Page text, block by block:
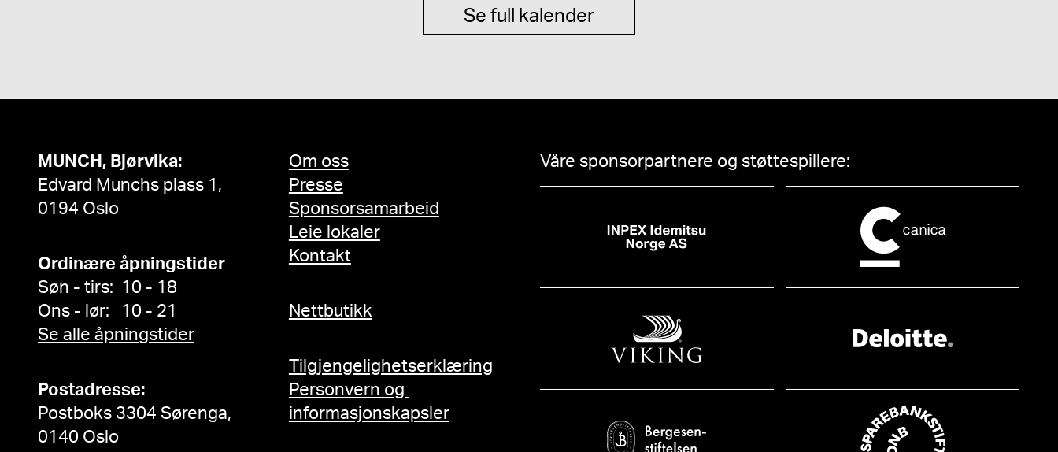
Se full kalender
MUNCH, Bjørvika:
Edvard Munchs plass 1,
0194 Oslo
Ordinære åpningstider
Søn - tirs: 10 - 18
Ons - lør: 10 - 21
Se alle åpningstider
Postadresse:
Postboks 3304 Sørenga,
0140 Oslo
Om oss
Presse
Sponsorsamarbeid
Leie lokaler
Kontakt
Nettbutikk
Tilgjengelighetserklæring
Personvern og
informasjonskapsler
Våre sponsorpartnere og støttespillere: